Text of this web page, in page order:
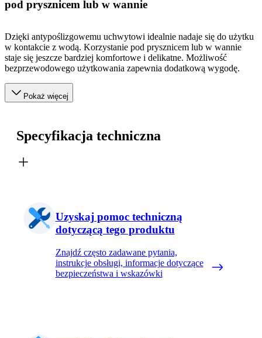
pod prysznicem lub w wannie
Dzięki antypoślizgowemu uchwytowi idealnie nadaje się do użytku
w kontakcie z wodą. Korzystanie pod prysznicem lub w wannie
staje się jeszcze bardziej komfortowe i delikatne. Możliwość
bezprzewodowego użytkowania zapewnia dodatkową wygodę.
Pokaż więcej
Specyfikacja techniczna
Uzyskaj pomoc techniczną
dotyczącą tego produktu
Znajdź często zadawane pytania,
instrukcje obsługi, informacje dotyczące
bezpieczeństwa i wskazówki